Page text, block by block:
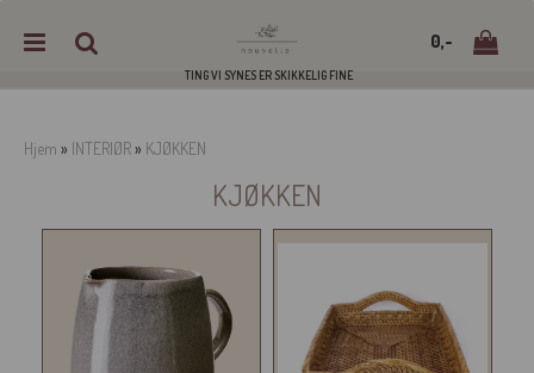
0,-
TING VI SYNES ER SKIKKELIG FINE
Hjem » INTERIØR» KJØKKEN
KJØKKEN